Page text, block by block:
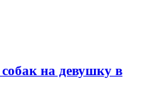
на девушку в